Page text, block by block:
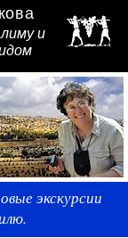
и
- Ваш гид в
экскурсии